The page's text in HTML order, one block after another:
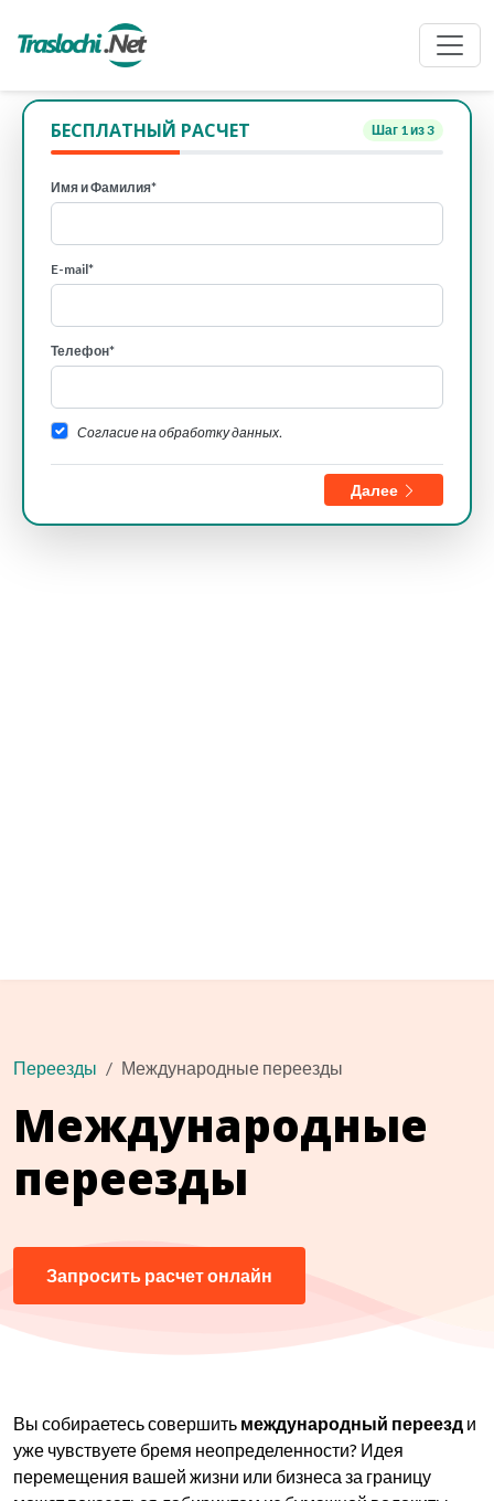
БЕСПЛАТНЫЙ РАСЧЕТ Шаг 1из 3
Имя и Фамилия*
E-mail*
Телефон*
Согласие на обработку данных.
Далее
Переезды Международные переезды
Международные
переезды
Запросить расчет онлайн
Вы собираетесь совершить международный переезд и
уже чувствуете бремя неопределенности? Идея
перемещения вашей жизни или бизнеса за границу